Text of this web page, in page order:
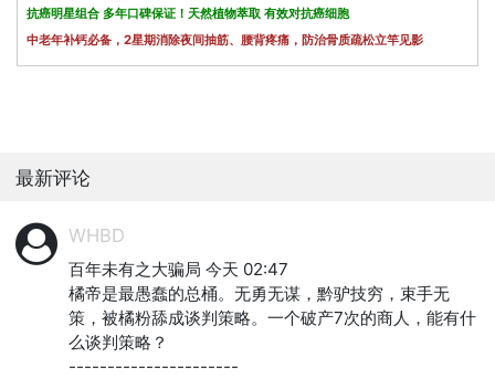
抗癌明星组合 多年口碑保证！天然植物萃取 有效对抗癌细胞
中老年补钙必备，2星期消除夜间抽筋、腰背疼痛，防治骨质疏松立竿见影
最新评论
WHBD
百年未有之大骗局 今天 02:47
橘帝是最愚蠢的总桶。无勇无谋，黔驴技穷，束手无
策，被橘粉舔成谈判策略。一个破产7次的商人，能有什
么谈判策略？
----------------------